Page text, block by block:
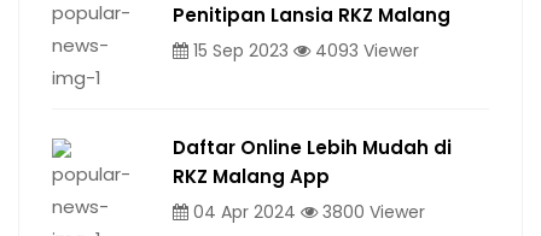
Penitipan Lansia RKZ Malang
15 Sep 2023 4093 Viewer
Daftar Online Lebih Mudah di
RKZ Malang App
04 Apr 2024 3800 Viewer